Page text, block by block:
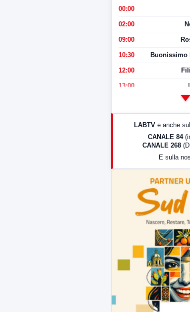
00:00
02:00
09:00
10:30 Buonissimo
12:00
13:00
LABTV e anche
CANALE 84
CANALE 268
E sulla